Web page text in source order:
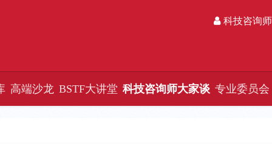
科技咨询
高端沙龙 BSTF大讲堂 科技咨询师大家谈 专业委员会